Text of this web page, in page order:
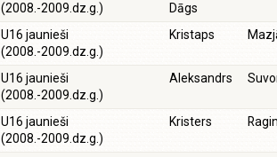
(2008.-2009.dz.g.)
Dāgs
U16 jaunieši
(2008.-2009.dz.g.)
Kristaps
U16 jaunieši
(2008.-2009.dz.g.)
Aleksandrs
U16 jaunieši
(2008.-2009.dz.g.)
Kristers